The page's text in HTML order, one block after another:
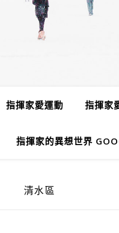
指揮家愛運動 指揮家
指揮家的異想世界
清水區